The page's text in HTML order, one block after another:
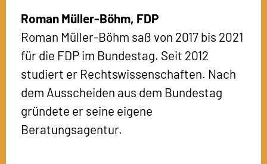
Roman Müller-Böhm, FDP
Roman Müller-Böhm saß von 2017 bis 2021
für die FDP im Bundestag. Seit 2012
studiert er Rechtswissenschaften. Nach
dem Ausscheiden aus dem Bundestag
gründete er seine eigene
Beratungsagentur.